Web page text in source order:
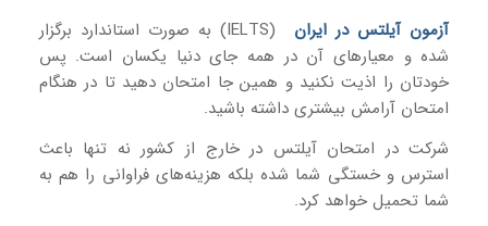
آزمون آیلتس در ایران
(IELTS) به صورت استاندارد برگزار
شده و معیارهای آن در همه جای دنیا یکسان است. پس
خودتان را اذیت نکنید و همین جا امتحان دهید تا در هنگام
امتحان آرامش بیشتری داشته باشید.
شرکت در امتحان آیلتس در خارج از کشور نه تنها باعث
استرس و خستگی شما شده بلکه هزینه‌های فراوانی را هم به
شما تحمیل خواهد کرد.